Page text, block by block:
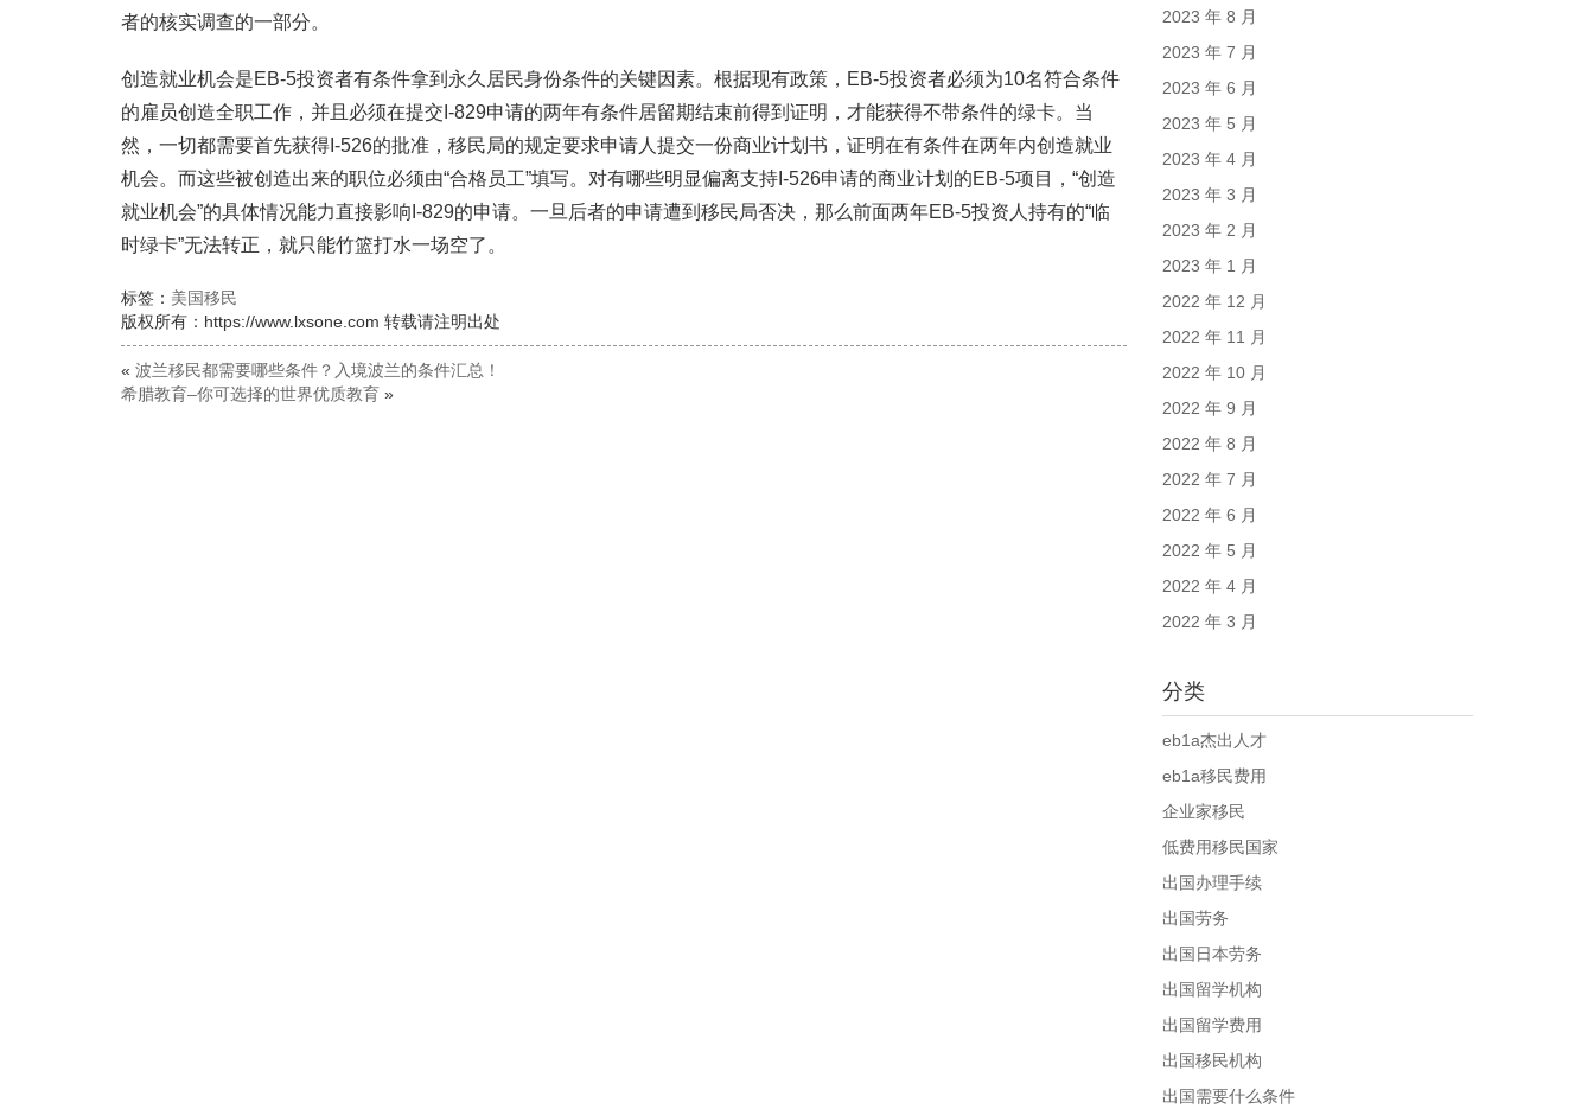
者的核实调查的一部分。
创造就业机会是EB-5投资者有条件拿到永久居民身份条件的关键因素。根据现有政策，EB-5投资者必须为10名符合条件
的雇员创造全职工作，并且必须在提交I-829申请的两年有条件居留期结束前得到证明，才能获得不带条件的绿卡。当
然，一切都需要首先获得I-526的批准，移民局的规定要求申请人提交一份商业计划书，证明在有条件在两年内创造就业
机会。而这些被创造出来的职位必须由“合格员工”填写。对有哪些明显偏离支持I-526申请的商业计划的EB-5项目，“创造
就业机会”的具体情况能力直接影响I-829的申请。一旦后者的申请遭到移民局否决，那么前面两年EB-5投资人持有的“临
时绿卡”无法转正，就只能竹篮打水一场空了。
标签： 美国移民
版权所有：https://www.lxsone.com 转载请注明出处
« 波兰移民都需要哪些条件？入境波兰的条件汇总！
希腊教育–你可选择的世界优质教育 »
2023 年 8 月
2023 年 7 月
2023 年 6 月
2023 年 5 月
2023 年 4 月
2023 年 3 月
2023 年 2 月
2023 年 1 月
2022 年 12 月
2022 年 11 月
2022 年 10 月
2022 年 9 月
2022 年 8 月
2022 年 7 月
2022 年 6 月
2022 年 5 月
2022 年 4 月
2022 年 3 月
分类
eb1a杰出人才
eb1a移民费用
企业家移民
低费用移民国家
出国办理手续
出国劳务
出国日本劳务
出国留学机构
出国留学费用
出国移民机构
出国需要什么条件